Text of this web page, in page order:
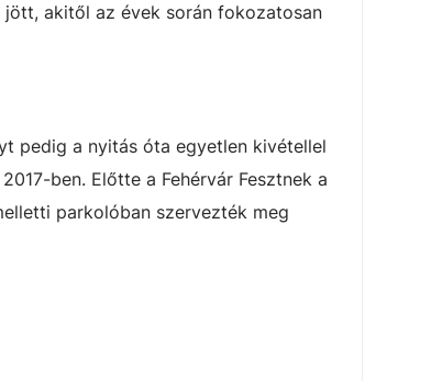
akitől az évek során fokozatosan
pedig a nyitás óta egyetlen kivétellel
ben. Előtte a Fehérvár Fesztnek a
parkolóban szervezték meg